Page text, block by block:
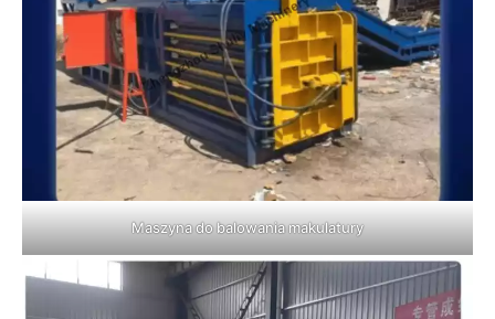
Maszyna do balowania makulatury